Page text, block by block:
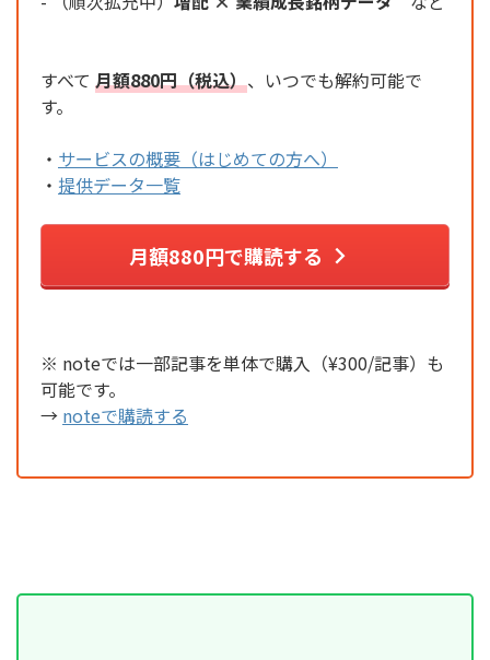
すべて 月額880円（税込）、いつでも解約可能で
す。
・ サービスの概要（はじめての方へ）
・ 提供データ一覧
月額880円で購読する
※ noteでは一部記事を単体で購入（¥300/記事）も
可能です。
→ noteで購読する